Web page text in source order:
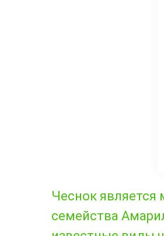
Чеснок
семейства